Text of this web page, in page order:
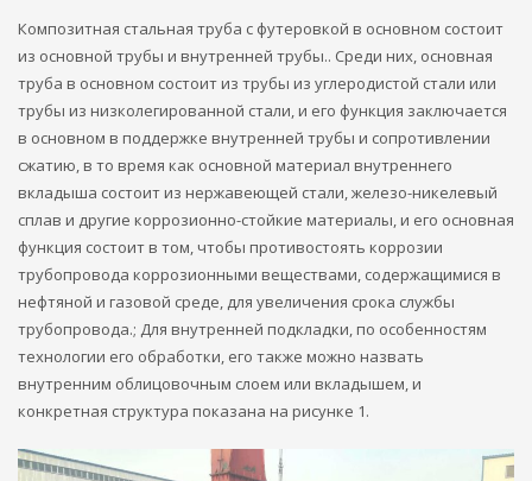
Композитная стальная труба с футеровкой в ​​основном состоит
из основной трубы и внутренней трубы.. Среди них, основная
труба в основном состоит из трубы из углеродистой стали или
трубы из низколегированной стали, и его функция заключается
в основном в поддержке внутренней трубы и сопротивлении
сжатию, в то время как основной материал внутреннего
вкладыша состоит из нержавеющей стали, железо-никелевый
сплав и другие коррозионно-стойкие материалы, и его основная
функция состоит в том, чтобы противостоять коррозии
трубопровода коррозионными веществами, содержащимися в
нефтяной и газовой среде, для увеличения срока службы
трубопровода.; Для внутренней подкладки, по особенностям
технологии его обработки, его также можно назвать
внутренним облицовочным слоем или вкладышем, и
конкретная структура показана на рисунке 1.